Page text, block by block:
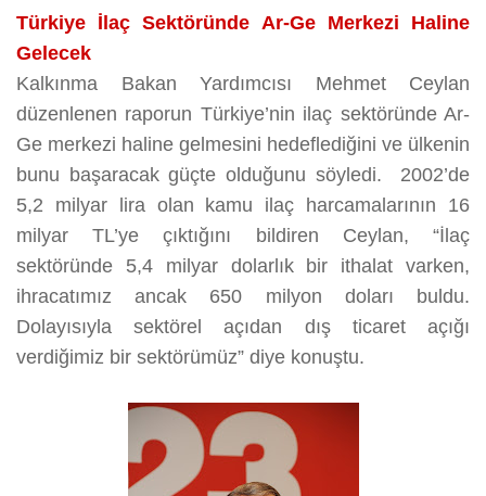
Türkiye İlaç Sektöründe Ar-Ge Merkezi Haline
Gelecek
Kalkınma Bakan Yardımcısı Mehmet Ceylan
düzenlenen raporun Türkiye’nin ilaç sektöründe Ar-
Ge merkezi haline gelmesini hedeflediğini ve ülkenin
bunu başaracak güçte olduğunu söyledi. 2002’de
5,2 milyar lira olan kamu ilaç harcamalarının 16
milyar TL’ye çıktığını bildiren Ceylan, “İlaç
sektöründe 5,4 milyar dolarlık bir ithalat varken,
ihracatımız ancak 650 milyon doları buldu.
Dolayısıyla sektörel açıdan dış ticaret açığı
verdiğimiz bir sektörümüz” diye konuştu.